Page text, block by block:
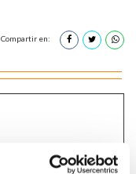
Compartir en: